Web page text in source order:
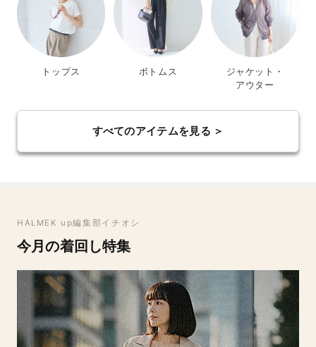
トップス ボトムス
ジャケット・
アウター
すべてのアイテムを見る ＞
HALMEK up編集部イチオシ
今月の着回し特集